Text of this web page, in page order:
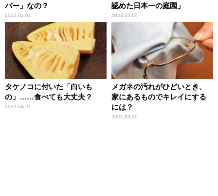
バー」なの？
2022.02.01
認めた日本一の庭園」
2023.05.05
タケノコに付いた「白いも
の」……食べても大丈夫？
2021.04.21
メガネの汚れがひどいとき、
家にあるものでキレイにする
には？
2021.05.20